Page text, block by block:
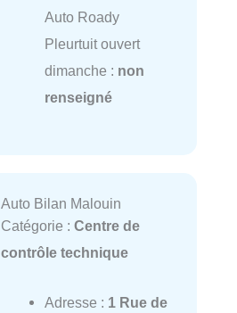
Auto Roady
Pleurtuit ouvert
dimanche : non
renseigné
Auto Bilan Malouin
Catégorie : Centre de
contrôle technique
Adresse : 1 Rue de